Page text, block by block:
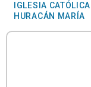
IGLESIA CATÓLICA
HURACÁN MARÍA